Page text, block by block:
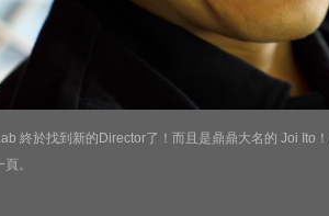
終於找到新的Director了！而且是鼎鼎大名的 Joi Ito
。